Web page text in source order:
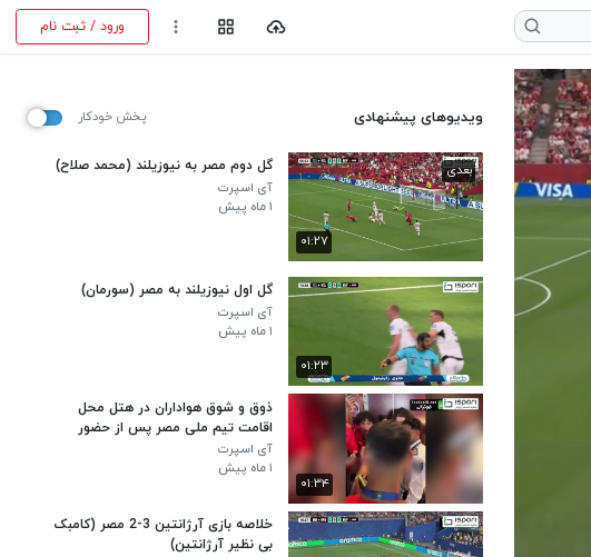
ورود / ثبت نام
ویدیوهای پیشنهادی پخش خودکار
۰۱:۲۷
بعدی گل دوم مصر به نیوزیلند (محمد صلاح)
آی اسپرت
۱ ماه پیش
۰۱:۲۳
گل اول نیوزیلند به مصر (سورمان)
آی اسپرت
۱ ماه پیش
۰۱:۳۴
ذوق و شوق هواداران در هتل محل
اقامت تیم ملی مصر پس از حضور
محمد صلاح ستاره این تیم برای رفتن به
تمرین
آی اسپرت
۱ ماه پیش
خلاصه بازی آرژانتین 3-2 مصر (کامبک
بی نظیر آرژانتین)